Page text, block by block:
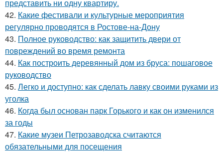
представить ни одну квартиру.
42. Какие фестивали и культурные мероприятия
регулярно проводятся в Ростове-на-Дону
43. Полное руководство: как защитить двери от
повреждений во время ремонта
44. Как построить деревянный дом из бруса: пошаговое
руководство
45. Легко и доступно: как сделать лавку своими руками из
уголка
46. Когда был основан парк Горького и как он изменился
за годы
47. Какие музеи Петрозаводска считаются
обязательными для посещения